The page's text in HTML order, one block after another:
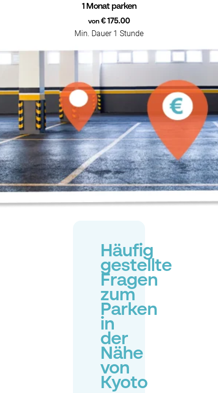
1 Monat parken
von€ 175.00
Min. Dauer 1 Stunde
Häufig
gestellte
Fragen
zum
Parken
in
der
Nähe
von
Kyoto